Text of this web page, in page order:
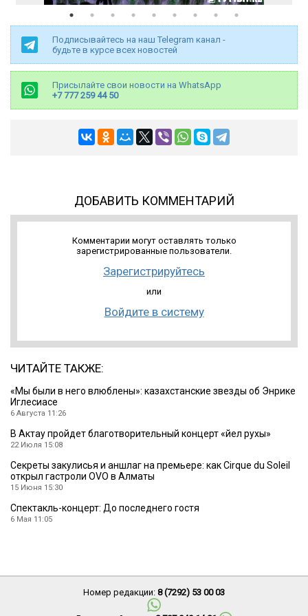
Подписывайтесь на наш Telegram канал -
будьте в курсе всех новостей
Присылайте свои новости на WhatsApp
+7 777 259 44 50
ДОБАВИТЬ КОММЕНТАРИЙ
Комментарии могут оставлять только
зарегистрированные пользователи.
Зарегистрируйтесь
или
Войдите в систему
ЧИТАЙТЕ ТАКЖЕ:
«Мы были в него влюблены»: казахстанские звезды об Энрике
Иглесиасе
6 Августа 11:26
В Актау пройдет благотворительный концерт «Әйел рухы»
22 Июля 15:08
Секреты закулисья и аншлаг на премьере: как Cirque du Soleil
открыл гастроли OVO в Алматы
15 Июня 15:30
Спектакль-концерт: До последнего гостя
6 Мая 11:05
Номер редакции: 8 (7292) 53 00 03